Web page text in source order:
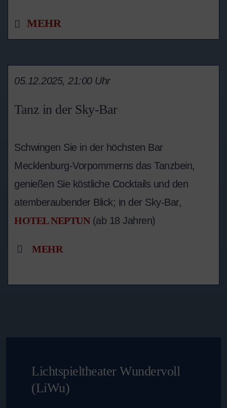
MEHR
Tanz in der Sky-Bar
05.12.2025, 21:00 Uhr
Schwingen Sie in der höchsten Bar
Mecklenburg-Vorpommerns das Tanzbein,
genießen Sie köstliche Cocktails und den
atemberaubender Blick; in der Sky-Bar,
HOTEL NEPTUN(ab 18 Jahren)
MEHR
Lichtspieltheater Wundervoll
(LiWu)